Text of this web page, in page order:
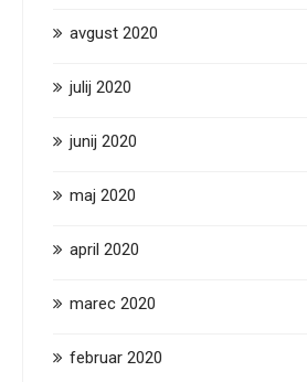
avgust 2020
julij 2020
junij 2020
maj 2020
april 2020
marec 2020
februar 2020